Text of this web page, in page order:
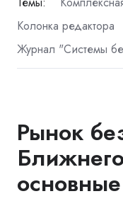
Колонка редактора
Журнал "Системы
Рынок